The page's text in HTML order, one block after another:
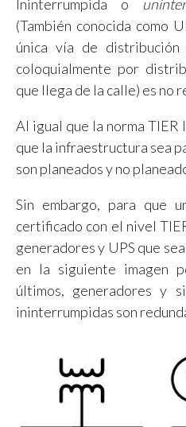
Ininterrumpida o
(También conocida como
única vía de
coloquialmente por
que llega de la calle) es no
Al igual que la norma TIER
que la infraestructura sea
son planeados y no
Sin embargo, para que
certificado con el nivel
generadores y UPS que
en la siguiente imagen
últimos, generadores y
ininterrumpidas son